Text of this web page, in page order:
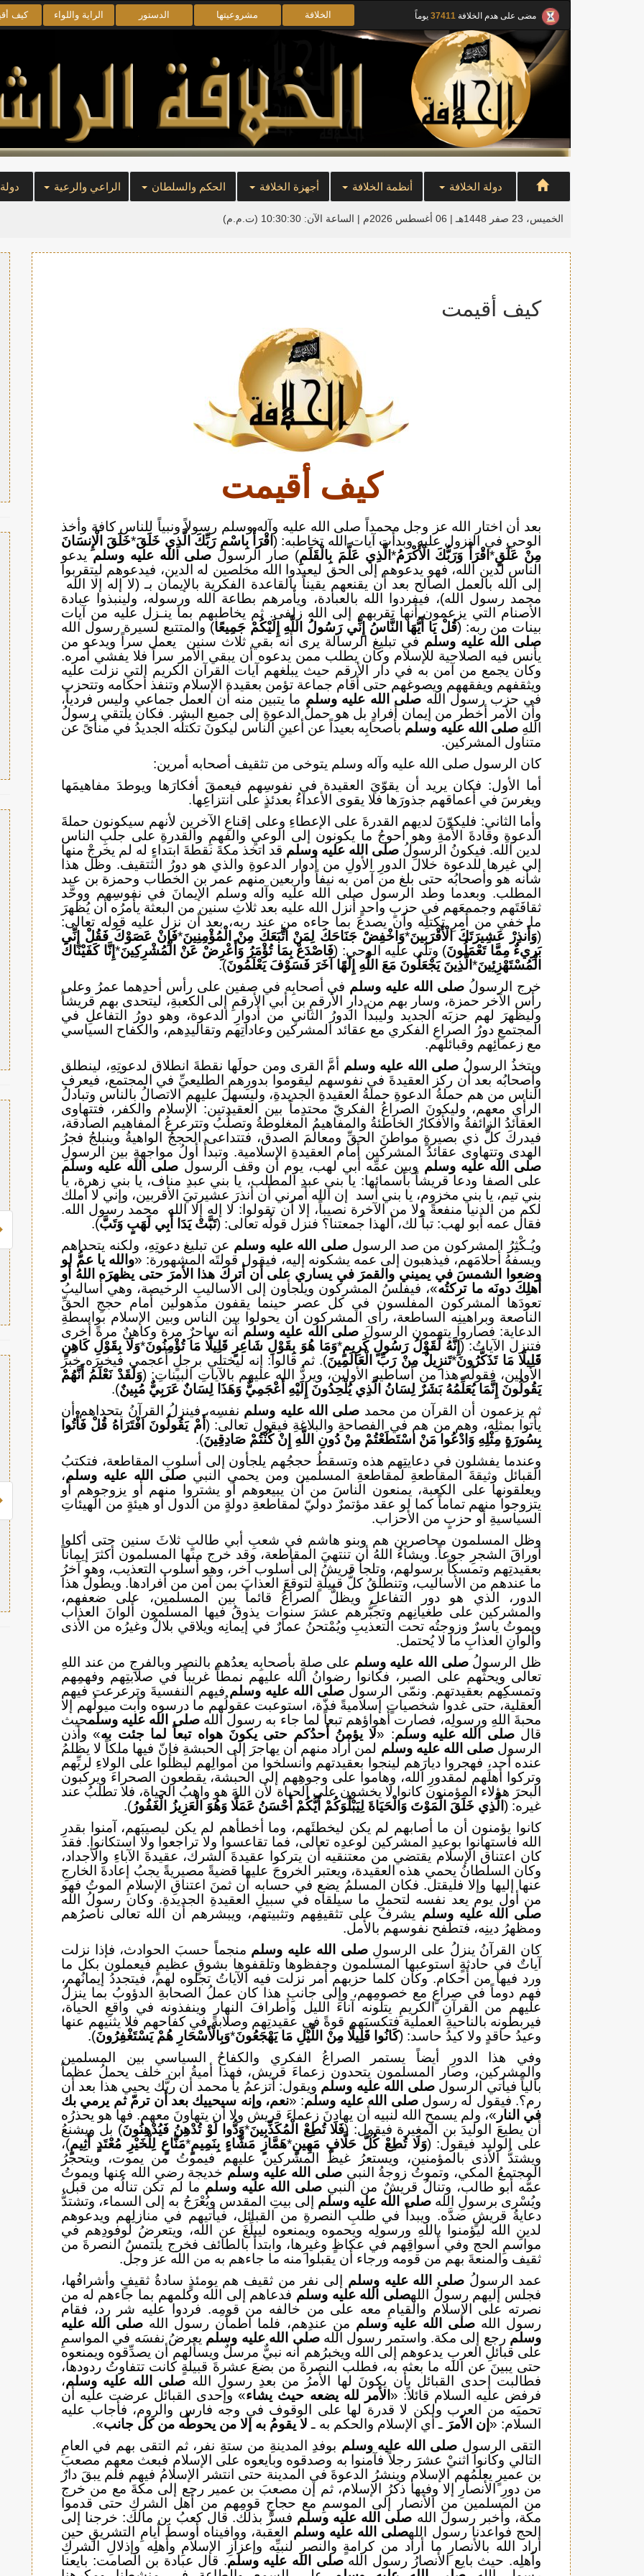
مضى على هدم الخلافة 37411 يوماً الخلافة مشروعيتها الدستور الراية واللواء كيف
دولة الخلافة أنظمة الخلافة أجهزة الخلافة الحكم والسلطان الراعي والرعية
الخميس، 23 صفر 1448هـ | 06 أغسطس 2026م | الساعة الآن: 10:30:31 (ت.م.م)
كيف أقيمت
كيف أقيمت
بعد أن اختار الله عز وجل محمداً صلى الله عليه وآله وسلم رسولاً ونبياً للناس كافة وأخذ
الوحي في النزول عليه وبدأت آيات الله تخاطبه: ( اقْرَأْ بِاسْمِ رَبِّكَ الَّذِي خَلَقَ*خَلَقَ الْإِنسَانَ
مِنْ عَلَقٍ*اقْرَأْ وَرَبُّكَ الْأَكْرَمُ* الَّذِي عَلَّمَ بِالْقَلَمِ) صار الرسول صلى الله عليه وسلميدعو
الناس لدين الله، فهو يدعوهم إلى الحق ليعبدوا الله مخلصين له الدين، فيدعوهم ليتقربوا
إلى الله بالعمل الصالح بعد أن يقنعهم يقيناً بالقاعدة الفكرية بالإيمان بـ (لا إله إلا الله
محمد رسول الله)، فيفردوا الله بالعبادة، ويأمرهم بطاعة الله ورسوله، ولينبذوا عبادة
الأصنام التي يزعمون أنها تقربهم إلى الله زلفى. ثم يخاطبهم بما ينـزل عليه من آيات
بينات من ربه: (قُلْ يَا أَيُّهَا النَّاسُ إِنِّي رَسُولُ اللَّهِ إِلَيْكُمْ جَمِيعًا) والمتتبع لسيرة رسول الله
صلى الله عليه وسلم في تبليغ الرسالة يرى أنه بقي ثلاث سنين يعمل سراً ويدعو من
يأنس فيه الصلاحية للإسلام وكان يطلب ممن يدعوه أن يبقي الأمر سراً فلا يفشي أمره.
وكان يجمع من آمن به في دار الأرقم حيث يبلغهم آيات القرآن الكريم التي نزلت عليه
ويثقفهم ويفقههم ويصوغهم حتى أقام جماعة تؤمن بعقيدة الإسلام وتنفذ أحكامه وتتحزب
في حزب رسول الله صلى الله عليه وسلم ما يتبين منه أن العمل جماعي وليس فردياً،
وأن الأمر أخطر من إيمان أفرادٍ بل هو حملُ الدعوةِ إلى جميع البشر. فكان يلتقي رسولُ
اللهِصلى الله عليه وسلم بأصحابِه بعيداً عن أعينِ الناس ليكونَ تكتلُه الجديدُ في منأىً عن
متناول المشركين.
كان الرسول صلى الله عليه وآله وسلم يتوخى من تثقيف أصحابه أمرين:
أما الأول: فكان يريد أن يقوّيَ العقيدة في نفوسِهم فيعمقَ أفكارَها ويوطدَ مفاهيمَها
ويغرسَ في أعماقهم جذورَها فلا يقوى الأعداءُ بعدئذٍ على انتزاعِها.
وأما الثاني: فليكوّنَ لديهم القدرةَ على الإعطاءِ وعلى إقناعِ الآخرين لأنهم سيكونون حملةَ
الدعوةِ وقادةَ الأمةِ وهو أحوجُ ما يكونون إلى الوعيِ والفهمِ والقدرةِ على جلبِ الناس
لدين الله. فيكونُ الرسولُ صلى الله عليه وسلم قد اتخذ مكةَ نقطةَ ابتداءٍ له لم يخرجْ منها
إلى غيرها للدعوة خلالَ الدورِ الأولِ من أدوار الدعوةِ والذي هو دورُ الثتقيف. وظل هذا
شأنه هو وأصحابُه حتى بلغ من آمن به نيفاً وأربعين منهم عمر بن الخطاب وحمزة بن عبد
المطلب. وبعدما وطد الرسول صلى الله عليه وآله وسلم الإيمانَ في نفوسِهم ووحَّد
ثقافَتَهم وجممعَهم في حزبٍ واحدٍ أنزل الله عليه بعد ثلاثِ سنين من البعثة يأمرُه أن يُظهرَ
ما خفي من أمرِ تكتلِه وأن يصدعَ بما جاءه من عند ربه، بعد أن نزل عليه قوله تعالى:
(وَأَنذِرْ عَشِيرَتَكَ الْأَقْرَبِينَ*وَاخْفِضْ جَنَاحَكَ لِمَنْ اتَّبَعَكَ مِنْ الْمُؤْمِنِينَ*فَإِنْ عَصَوْكَ فَقُلْ إِنِّي
بَرِيءٌ مِمَّا تَعْمَلُونَ) وتلى عليه الوحي: (فَاصْدَعْ بِمَا تُؤْمَرُ وَأَعْرِضْ عَنْ الْمُشْرِكِينَ*إِنَّا كَفَيْنَاكَ
الْمُسْتَهْزِئِينَ* الَّذِينَ يَجْعَلُونَ مَعَ اللَّهِ إِلَهًا آخَرَ فَسَوْفَ يَعْلَمُونَ).
خرج الرسولُ صلى الله عليه وسلم في أصحابِه في صفين على رأس أحدِهما عمرُ وعلى
رأس الآخر حمزة، وسار بهم من دارِ الأرقمِ بن أبي الأرقمِ إلى الكعبةِ، ليتحدى بهم قريشاً
وليظهرَ لهم حزبَه الجديد وليبدأَ الدورُ الثاني من أدوارِ الدعوة، وهو دورُ التفاعلِ في
المجتمعِ دورُ الصراعِ الفكري مع عقائد المشركين وعاداتِهم وتقاليدِهم، والكفاح السياسي
مع زعمائِهم وقبائلهم.
ويتخذُ الرسولُ صلى الله عليه وسلم أمَّ القرى ومن حولَها نقطةَ انطلاق لدعوتِهِ، لينطلق
وأصحابُه بعد أن ركز العقيدةَ في نفوسهم ليقوموا بدورِهم الطليعيِّ في المجتمع، فيعرف
الناس من هم حملةُ الدعوةِ حملةُ العقيدةِ الجديدةِ، وليسهلَ عليهم الاتصالُ بالناس وتبادلُ
الرأي معهم، وليكونَ الصراعُ الفكريّ محتدِماً بين العقيدتين: الإسلام والكفر، فتتهاوى
العقائدُ الزائفةُ والأفكارُ الخاطئةُ والمفاهيمُ المغلوطةُ وتصلُبُ وتترعرعُ المفاهيم الصادقة،
فيدركَ كلُّ ذي بصيرةٍ مواطنَ الحقِّ ومعالمَ الصدق، فتتداعى الحججُ الواهيةُ وينبلجُ فجرُ
الهدى وتتهاوى عقائدُ المشركين أمام العقيدةِ الإسلامية. وتبدأُ أولُ مواجهةٍ بين الرسولِ
صلى الله عليه وسلم وبين عمِّه أبي لهب، يوم أن وقف الرسول صلى الله عليه وسلم
على الصفا ودعا قريشاً بأسمائها: يا بني عبدِ المطلب، يا بني عبدِ مناف، يا بني زهرة، يا
بني تيم، يا بني مخزوم، يا بني أسد إن الله أمرني أن أنذرَ عشيرتيَ الأقربين، وإني لا أملك
لكم من الدنيا منفعةً ولا من الآخرة نصيباً، إلا أن تقولوا: لا إله إلا الله محمد رسول الله.
فقال عمه أبو لهب: تباً لك، ألهذا جمعتنا؟ فنزل قولُه تعالى: (تَبَّتْ يَدَا أَبِي لَهَبٍ وَتَبَّ).
ويُـكْثِرُ المشركون من صد الرسول صلى الله عليه وسلم عن تبليغ دعوتِهِ، ولكنه يتحداهم
ويسفهُ أحلامَهم، فيذهبون إلى عمه يشكونه إليه، فيقول قولتَه المشهورة: «والله يا عمُّ لو
وضعوا الشمسَ في يميني والقمرَ في يساري على أن أتركَ هذا الأمرَ حتى يظهرَه اللهُ أو
أهلِكَ دونَه ما تركتُه»، فيفلسُ المشركون ويلجأون إلى الأساليبِ الرخيصة، وهي أساليبُ
تعودَها المشركون المفلسون في كل عصر حينما يقفون مذهولين أمام حججِ الحقِّ
الناصعة وبراهينِه الساطعة، رأى المشركون أن يحولوا بين الناس وبين الإسلام بواسطةِ
الدعاية: فصاروا يتهمون الرسولَ صلى الله عليه وسلم أنه ساحرٌ مرة وكاهنٌ مرةً أخرى
فتنزل الآياتُ: (إِنَّهُ لَقَوْلُ رَسُولٍ كَرِيمٍ*وَمَا هُوَ بِقَوْلِ شَاعِرٍ قَلِيلًا مَا تُؤْمِنُونَ*وَلَا بِقَوْلِ كَاهِنٍ
قَلِيلًا مَا تَذَكَّرُونَ*تَنزِيلٌ مِنْ رَبِّ الْعَالَمِينَ). ثم قالوا: إنه ليختلي برجلٍ أعجمي فيخبرَه خبرَ
الأولين، فقولُه هذا من أساطير الأولين، ويردُّ الله عليهم بالآياتِ البيناتِ: (وَلَقَدْ نَعْلَمُ أَنَّهُمْ
يَقُولُونَ إِنَّمَا يُعَلِّمُهُ بَشَرٌ لِسَانُ الَّذِي يُلْحِدُونَ إِلَيْهِ أَعْجَمِيٌّ وَهَذَا لِسَانٌ عَرَبِيٌّ مُبِينٌ).
ثم يزعمون أن القرآن من محمد صلى الله عليه وسلم نفسِه، فينزلُ القرآنُ يتحداهم أن
يأتوا بمثلِه، وهم من هم في الفصاحةِ والبلاغةِ فيقول تعالى: ( أَمْ يَقُولُونَ افْتَرَاهُ قُلْ فَأْتُوا
بِسُورَةٍ مِثْلِهِ وَادْعُوا مَنْ اسْتَطَعْتُمْ مِنْ دُونِ اللَّهِ إِنْ كُنْتُمْ صَادِقِينَ).
وعندما يفشلون في دعايتِهم هذه وتسقطُ حججُهم يلجأون إلى أسلوبِ المقاطعة، فتكتبُ
القبائل وثيقةَ المقاطعةِ لمقاطعةِ المسلمين ومن يحمي النبي صلى الله عليه وسلم،
ويعلقونها على الكعبة، يمنعون الناسَ من أن يبيعوهم أو يشتروا منهم أو يزوجوهم أو
يتزوجوا منهم تماماً كما لو عقد مؤتمرٌ دوليّ لمقاطعةِ دولةٍ من الدول أو هيئةٍ من الهيئاتِ
السياسيةِ أو حزبٍ من الأحزاب.
وظل المسلمون محاصرين هم وبنو هاشم في شعبِ أبي طالبٍ ثلاثَ سنين حتى أكلوا
أوراقَ الشجرِ جوعاً. ويشاءُ اللهُ أن تنتهيَ المقاطعة، وقد خرج منها المسلمون أكثرَ إيماناً
بعقيدتِهم وتمسكاً برسولهم، وتلجأ قريشُ إلى أسلوب آخر، وهو أسلوب التعذيب، وهو آخرُ
ما عندهم من الأساليب، وتنطلقُ كلُّ قبيلةٍ لتوقعَ العذابَ بمن آمن من أفرادها. ويطولُ هذا
الدور، الذي هو دور التفاعلِ ويظلُّ الصراعُ قائماً بين المسلمين، على ضعفهم،
والمشركين على طغيانِهم وتجبُّرهم عشرَ سنوات يذوقُ فيها المسلمون ألوانَ العذاب
ويموتُ ياسرٌ وزوجتُه تحت التعذيبِ ويُمْتحنُ عمارٌ في إيمانِه ويلاقي بلالٌ وغيرُه من الأذى
وألوانِ العذابِ ما لا يُحتمل.
ظل الرسولُصلى الله عليه وسلم على صلةٍ بأصحابِه يعدُهم بالنصر وبالفرجِ من عند اللهِ
تعالى ويحثّهم على الصبر، فكانوا رضوانُ الله عليهم نمطاً غريباً في صلابتِهم وفهمِهم
وتمسكِهم بعقيدتهم. ونمّى الرسول صلى الله عليه وسلم فيهم النفسيةَ وترعرعت فيهم
العقلية، حتى غدوا شخصياتٍ إسلاميةً فذّة، استوعبت عقولُهم ما درسوه وأبت ميولُهم إلا
محبةَ اللهِ ورسولِه، فصارت أهواؤهم تبعاً لما جاء به رسول اللهصلى الله عليه وسلمحيث
قالصلى الله عليه وسلم: «لا يؤمنُ أحدُكم حتى يكونَ هواه تبعاً لما جئت به» وأذن
الرسولصلى الله عليه وسلم لمن أراد منهم أن يهاجرَ إلى الحبشةِ فإنّ فيها ملكاً لا يظلمُ
عنده أحد، فهجروا ديارَهم لينجوا بعقيدتهم وانسلخوا من أموالِهم ليظلوا على الولاءِ لربِّهم
وتركوا أهلَهم لمقدورِ الله، وهاموا على وجوهِهم إلى الحبشة، يقطعون الصحراءَ ويركبون
البحرَ هؤلاء المؤمنون كانوا لا يخشون على الحياة لأن اللهَ هو واهبُ الحياة، فلا تطلبُ عند
غيره: ( الَّذِي خَلَقَ الْمَوْتَ وَالْحَيَاةَ لِيَبْلُوَكُمْ أَيُّكُمْ أَحْسَنُ عَمَلًا وَهُوَ الْعَزِيزُ الْغَفُورُ).
كانوا يؤمنون أن ما أصابهم لم يكن ليخطئَهم، وما أخطأهم لم يكن ليصيبَهم، آمنوا بقدرِ
الله فاستهانوا بوعيدِ المشركين لوعدِه تعالى، فما تقاعسوا ولا تراجعوا ولا استكانوا. فقد
كان اعتناق الإسلام يقتضي من معتنقيه أن يتركوا عقيدةَ الشرك، عقيدةَ الآباءِ والأجداد،
وكان السلطانُ يحمي هذه العقيدة، ويعتبر الخروجَ عليها قضيةً مصيريةً يجبُ إعادةَ الخارجِ
عنها إليها وإلا فليقتل. فكان المسلمُ يضع في حسابه أن ثمنَ اعتناقِ الإسلامِ الموتُ فهو
من أول يوم يعد نفسه لتحملِ ما سيلقاه في سبيلِ العقيدةِ الجديدةِ. وكان رسولُ الله
صلى الله عليه وسلم يشرفُ على تثقيفِهم وتثبيتهم، ويبشرهم أن الله تعالى ناصرُهم
ومظهرُ دينِه، فتطفح نفوسهم بالأمل.
كان القرآنُ ينزلُ على الرسولِصلى الله عليه وسلم منجماً حسبَ الحوادث، فإذا نزلت
آياتٌ في حادثةٍ استوعبها المسلمون وحفظوها وتلقفوها بشوقٍ عظيمٍ فيعملون بكل ما
ورد فيها من أحكام. وكان كلما حزبهم أمر نزلت فيه الآياتُ تجلوه لهم، فيتجددُ إيمانُهم،
فهم دوماً في صراعٍ مع خصومِهم، وإلى جانبِ هذا كان عملُ الصحابةِ الدؤوبُ بما ينزلُ
عليهم من القرآنِ الكريمِ يتلونه آناءَ الليل وأطرافَ النهار وينفذونه في واقعِ الحياة،
فيربطونه بالناحيةِ العملية فتكسبَهم قوةً في عقيدتِهم وصلابةً في كفاحهم فلا يثنيهم عنها
وعيدُ حاقدٍ ولا كيدُ حاسد: (كَانُوا قَلِيلًا مِنْ اللَّيْلِ مَا يَهْجَعُونَ*وَبِالْأَسْحَارِ هُمْ يَسْتَغْفِرُونَ).
وفي هذا الدورِ أيضاً يستمر الصراعُ الفكري والكفاحُ السياسي بين المسلمين
والمشركين، وصار المسلمون يتحدون زعماءَ قريش، فهذا أميةُ ابن خلف يحملُ عظماً
بالياً فيأتي الرسولصلى الله عليه وسلم ويقول: أتزعمُ يا محمد أن ربَّك يحيي هذا بعد أن
رم؟. فيقول له رسولصلى الله عليه وسلم: «نعم، وإنه سيحييك بعد أن ترمّ ثم يرمي بك
في النار »، ولم يسمحِ الله لنبيه أن يهادنَ زعماءَ قريش ولا أن يتهاونَ معهم. فها هو يحذرُه
أن يطيعَ الوليدَ بن المغيرة فيقول: (فَلَا تُطِعْ الْمُكَذِّبِينَ*وَدُّوا لَوْ تُدْهِنُ فَيُدْهِنُونَ) بل ويشنعُ
على الوليد فيقول: (وَلَا تُطِعْ كُلَّ حَلَّافٍ مَهِينٍ*هَمَّازٍ مَشَّاءٍ بِنَمِيمٍ*مَنَّاعٍ لِلْخَيْرِ مُعْتَدٍ أَثِيمٍ)،
ويشتدُّ الأذى بالمؤمنين، ويستعرُ غيظُ المشركين عليهم فيموتُ من يموت، ويتحجرُ
المجتمعُ المكي، وتموتُ زوجةُ النبيصلى الله عليه وسلم خديجة رضي الله عنها ويموتُ
عمُّه أبو طالب، وتنالُ قريشٌ من النبي صلى الله عليه وسلم ما لم تكن تنالُه من قبل،
ويُسْرى برسولِ اللهصلى الله عليه وسلم إلى بيتِ المقدس ويُعْرَجُ به إلى السماء، وتشتدُّ
دعايةُ قريشٍ ضدَّه. ويبدأُ في طلبِ النصرةِ من القبائل، فيأتيهم في منازلِهم ويدعوهم
لدينِ الله ليؤمنوا باللهِ ورسولِه ويحموه ويمنعوه ليبلِّغَ عن الله، ويتعرضُ لوفودِهم في
مواسمِ الحج وفي أسواقِهم في عكاظٍ وغيرِها، وابتدأ بالطائف فخرج يلتمسُ النصرةَ من
ثقيف والمنعةَ بهم من قومه ورجاء أن يقبلوا منه ما جاءهم به من الله عز وجل.
عمد الرسولُ صلى الله عليه وسلم إلى نفر من ثقيف هم يومئذٍ سادةُ ثقيفٍ وأشرافُها،
فجلس إليهم رسولُ اللهصلى الله عليه وسلم فدعاهم إلى الله وكلمهم بما جاءهم له من
نصرته على الإسلام والقيامِ معه على من خالفه من قومِه. فردوا عليه شر رد، فقام
رسول اللهصلى الله عليه وسلم من عندِهم، فلما اطمأن رسول الله صلى الله عليه
وسلم رجع إلى مكة. واستمر رسول اللهصلى الله عليه وسلم يعرضُ نفسَه في المواسمِ
على قبائلِ العربِ يدعوهم إلى الله ويخبرُهم أنه نبيٌّ مرسلٌ ويسألهم أن يصدِّقوه ويمنعوه
حتى يبينَ عن الله ما بعثه به، فطلب النصرةَ من بضعَ عشرةَ قبيلةٍ كانت تتفاوتُ ردودها،
فطالبت إحدى القبائل بأن يكونَ لها الأمرُ من بعدِ رسولِ الله صلى الله عليه وسلم،
فرفض عليه السلام قائلاً: « الأمر لله يضعه حيث يشاء» وإحدى القبائل عرضت عليه أن
تحميَه من العرب ولكن لا قدرة لها على الوقوف في وجه فارس والروم، فأجاب عليه
السلام: « إن الأمرَ ـ أي الإسلام والحكم به ـ لا يقومُ به إلا من يحوطُه من كل جانب».
التقى الرسول صلى الله عليه وسلم بوفدِ المدينةِ من ستةِ نفر، ثم التقى بهم في العامِ
التالي وكانوا اثنيْ عشرَ رجلاً فآمنوا به وصدقوه وبايعوه على الإسلام فبعث معهم مصعبَ
بن عميرٍ يعلمُهم الإسلام وينشرُ الدعوةَ في المدينة حتى انتشر الإسلامُ فيهم فلم يبقَ دارٌ
من دورِ الأنصارِ إلا وفيها ذكرُ الإسلام، ثم إن مصعبَ بن عمير رجع إلى مكةَ مع من خرج
من المسلمين من الأنصار إلى الموسمِ مع حجاجِ قومِهم من أهل الشركِ حتى قدموا
مكة، وأخبر رسولَ الله صلى الله عليه وسلم فسرَّ بذلك. قال كعبُ بن مالك: خرجنا إلى
الحج فواعدنا رسول اللهصلى الله عليه وسلم العقبة، ووافيناه أوسطَ أيامِ التشريقِ حين
أراد الله بالأنصارِ ما أراد من كرامةٍ والنصرِ لنبيِّه وإعزازِ الإسلامِ وأهلِه وإذلالِ الشركِ
وأهلِه. حيث بايع الأنصارُ رسول اللهصلى الله عليه وسلم. قال عبادة بن الصامت: بايعنا